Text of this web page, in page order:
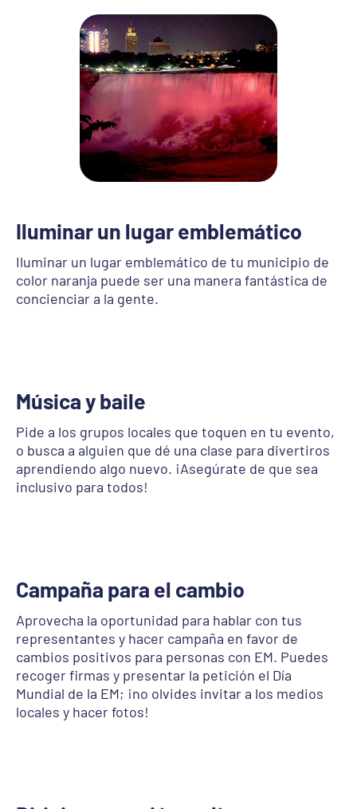
Iluminar un lugar emblemático
Iluminar un lugar emblemático de tu municipio de
color naranja puede ser una manera fantástica de
concienciar a la gente.
Música y baile
Pide a los grupos locales que toquen en tu evento,
o busca a alguien que dé una clase para divertiros
aprendiendo algo nuevo. ¡Asegúrate de que sea
inclusivo para todos!
Campaña para el cambio
Aprovecha la oportunidad para hablar con tus
representantes y hacer campaña en favor de
cambios positivos para personas con EM. Puedes
recoger firmas y presentar la petición el Día
Mundial de la EM; ¡no olvides invitar a los medios
locales y hacer fotos!